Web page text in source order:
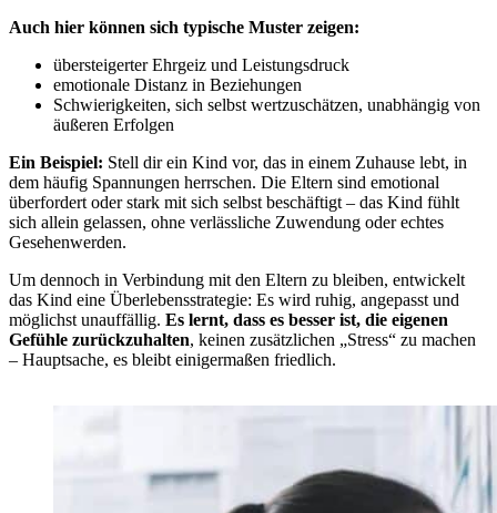
Auch hier können sich typische Muster zeigen:
übersteigerter Ehrgeiz und Leistungsdruck
emotionale Distanz in Beziehungen
Schwierigkeiten, sich selbst wertzuschätzen, unabhängig von
äußeren Erfolgen
Ein Beispiel: Stell dir ein Kind vor, das in einem Zuhause lebt, in
dem häufig Spannungen herrschen. Die Eltern sind emotional
überfordert oder stark mit sich selbst beschäftigt – das Kind fühlt
sich allein gelassen, ohne verlässliche Zuwendung oder echtes
Gesehenwerden.
Um dennoch in Verbindung mit den Eltern zu bleiben, entwickelt
das Kind eine Überlebensstrategie: Es wird ruhig, angepasst und
möglichst unauffällig. Es lernt, dass es besser ist, die eigenen
Gefühle zurückzuhalten, keinen zusätzlichen „Stress“ zu machen
– Hauptsache, es bleibt einigermaßen friedlich.